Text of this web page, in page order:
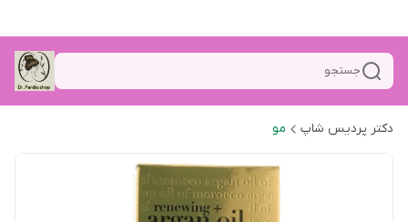
جستجو
دکتر پردیس شاپ مو